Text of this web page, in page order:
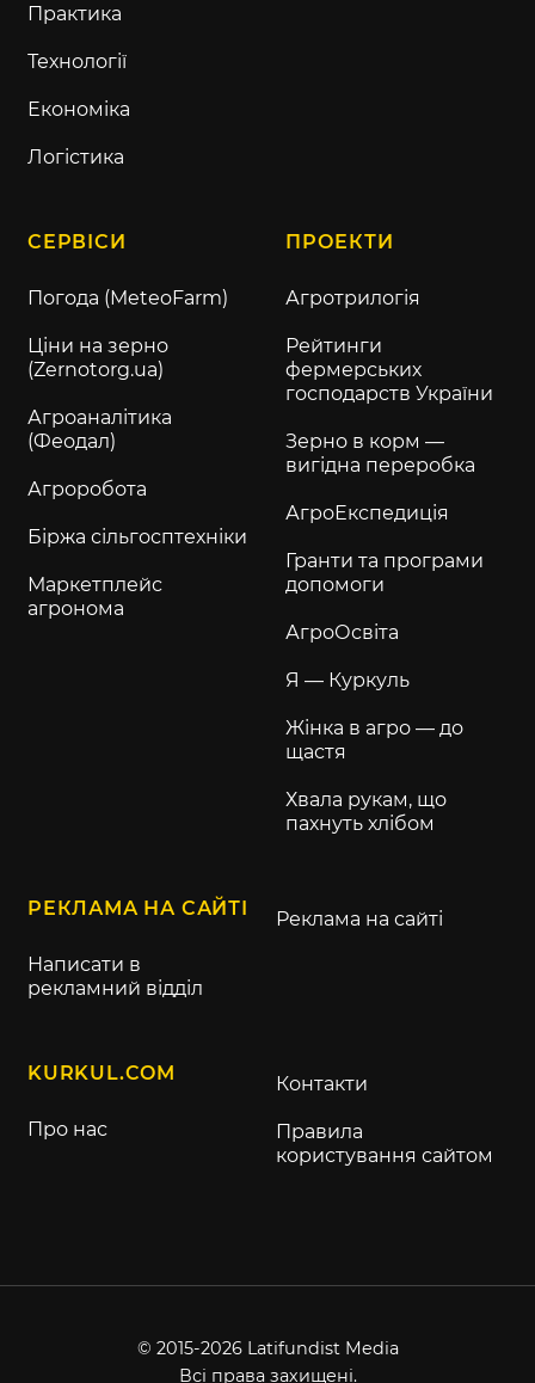
Практика
Технології
Економіка
Логістика
СЕРВІСИ
Погода (MeteoFarm)
Ціни на зерно
(Zernotorg.ua)
Агроаналітика
(Феодал)
Агроробота
Біржа сільгосптехніки
Маркетплейс
агронома
ПРОЕКТИ
Агротрилогія
Рейтинги
фермерських
господарств України
Зерно в корм —
вигідна переробка
АгроЕкспедиція
Гранти та програми
допомоги
АгроОсвіта
Я — Куркуль
Жінка в агро — до
щастя
Хвала рукам, що
пахнуть хлібом
РЕКЛАМА НА САЙТІ
Написати в
рекламний відділ
Реклама на сайті
KURKUL.COM
Про нас
Контакти
Правила
користування сайтом
© 2015-2026 Latifundist Media
Всі права захищені.